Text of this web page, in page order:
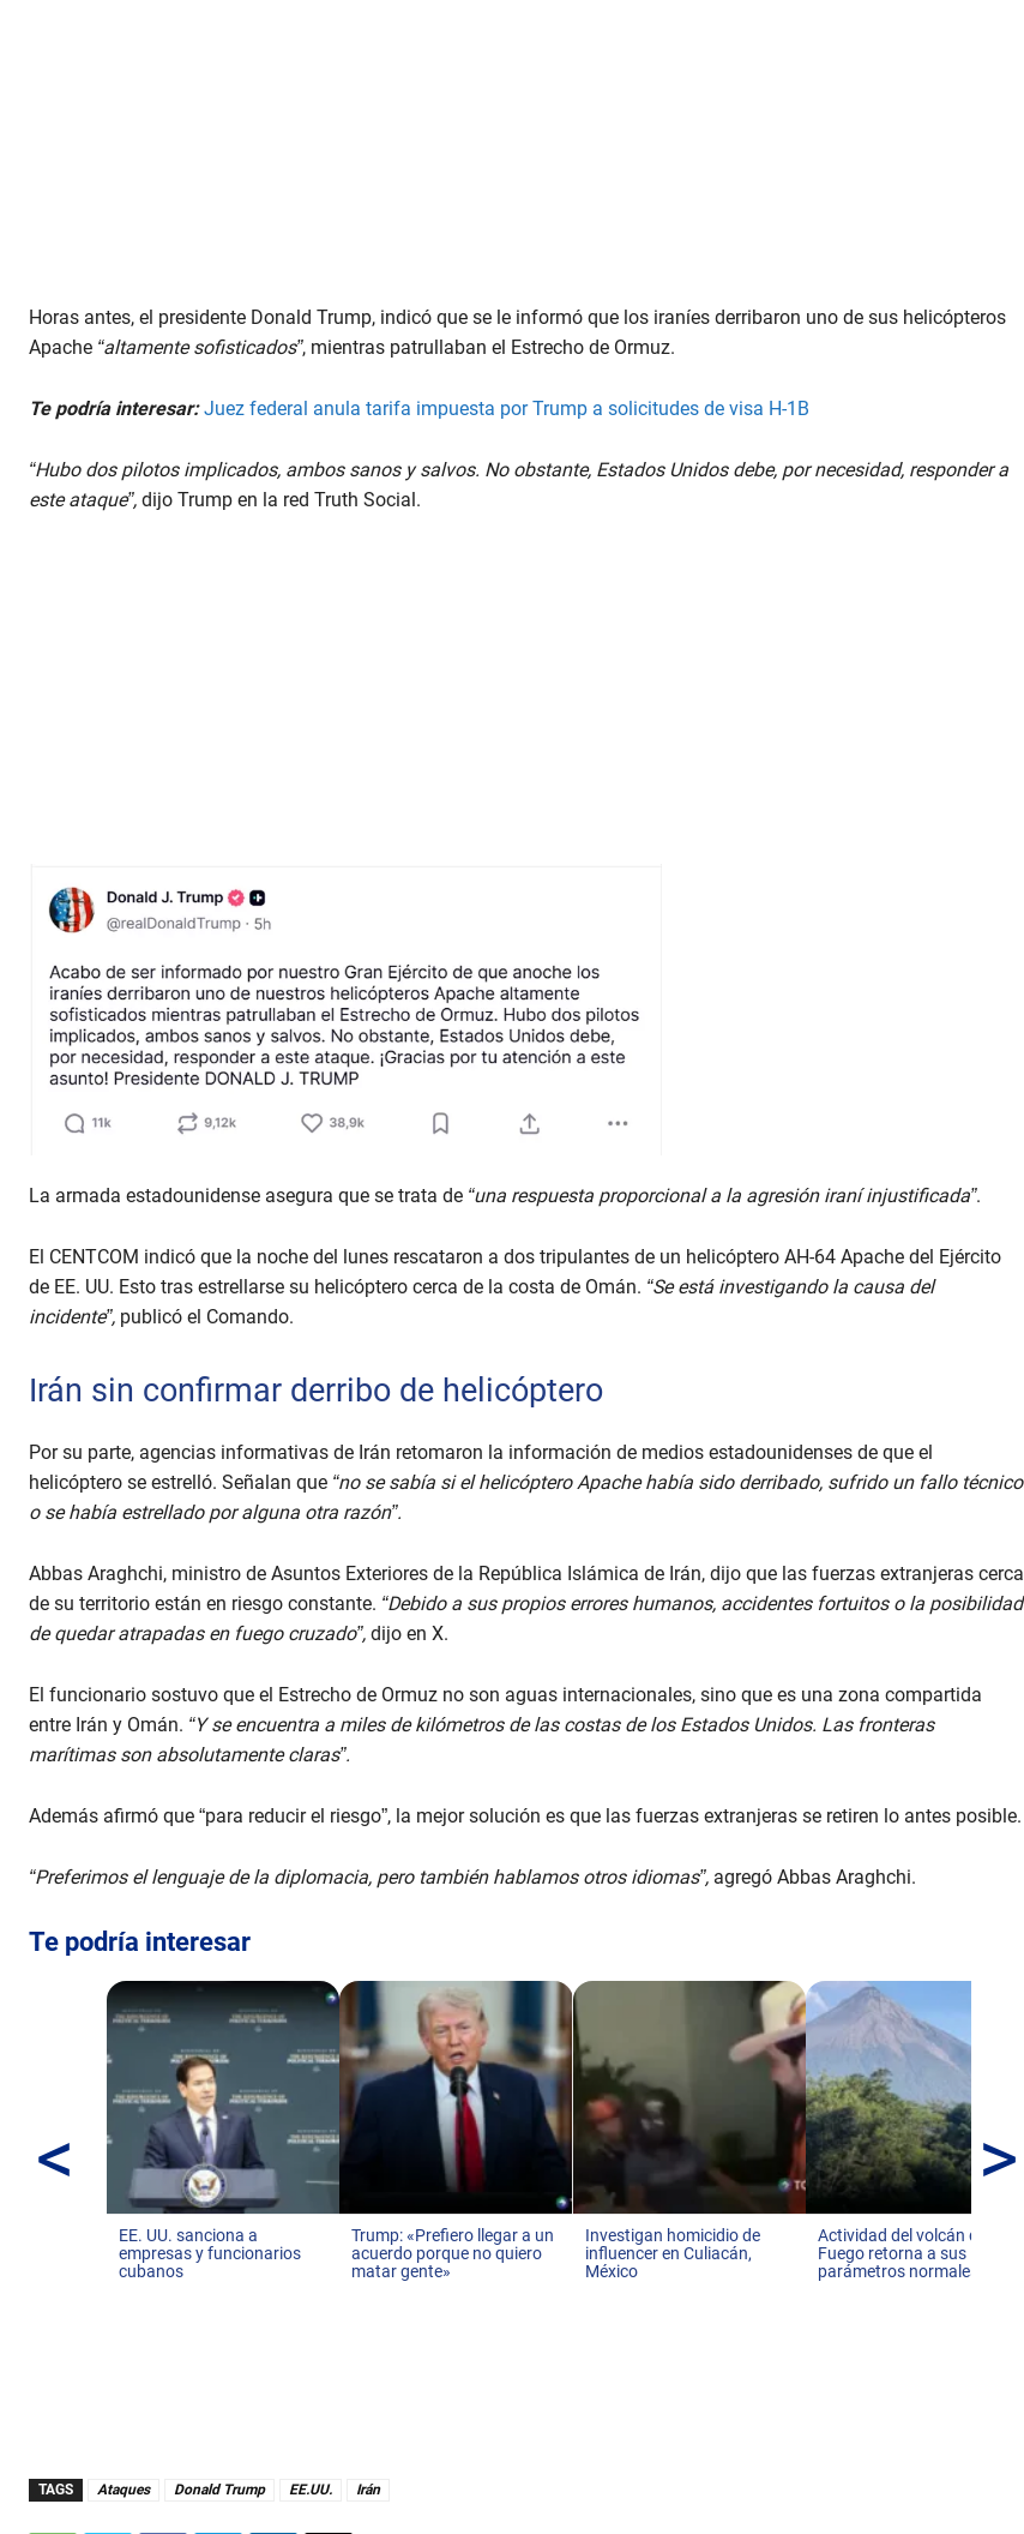
Horas antes, el presidente Donald Trump, indicó que se le informó que los iraníes derribaron uno de sus helicópteros
Apache “altamente sofisticados”, mientras patrullaban el Estrecho de Ormuz.
Te podría interesar:Juez federal anula tarifa impuesta por Trump a solicitudes de visa H-1B
“Hubo dos pilotos implicados, ambos sanos y salvos. No obstante, Estados Unidos debe, por necesidad, responder a
este ataque”, dijo Trump en la red Truth Social.
La armada estadounidense asegura que se trata de “una respuesta proporcional a la agresión iraní injustificada”.
El CENTCOM indicó que la noche del lunes rescataron a dos tripulantes de un helicóptero AH-64 Apache del Ejército
de EE. UU. Esto tras estrellarse su helicóptero cerca de la costa de Omán. “Se está investigando la causa del
incidente”, publicó el Comando.
Irán sin confirmar derribo de helicóptero
Por su parte, agencias informativas de Irán retomaron la información de medios estadounidenses de que el
helicóptero se estrelló. Señalan que “no se sabía si el helicóptero Apache había sido derribado, sufrido un fallo técnico
o se había estrellado por alguna otra razón”.
Abbas Araghchi, ministro de Asuntos Exteriores de la República Islámica de Irán, dijo que las fuerzas extranjeras cerca
de su territorio están en riesgo constante. “Debido a sus propios errores humanos, accidentes fortuitos o la posibilidad
de quedar atrapadas en fuego cruzado”, dijo en X.
El funcionario sostuvo que el Estrecho de Ormuz no son aguas internacionales, sino que es una zona compartida
entre Irán y Omán. “Y se encuentra a miles de kilómetros de las costas de los Estados Unidos. Las fronteras
marítimas son absolutamente claras”.
Además afirmó que “para reducir el riesgo”, la mejor solución es que las fuerzas extranjeras se retiren lo antes posible.
“Preferimos el lenguaje de la diplomacia, pero también hablamos otros idiomas”, agregó Abbas Araghchi.
Te podría interesar
<
EE. UU. sanciona a
empresas y funcionarios
cubanos
Trump: «Prefiero llegar a un
acuerdo porque no quiero
matar gente»
Investigan homicidio de
influencer en Culiacán,
México
Actividad del volcán de
Fuego retorna a sus
parámetros normales
>
TAGS Ataques Donald Trump EE.UU. Irán